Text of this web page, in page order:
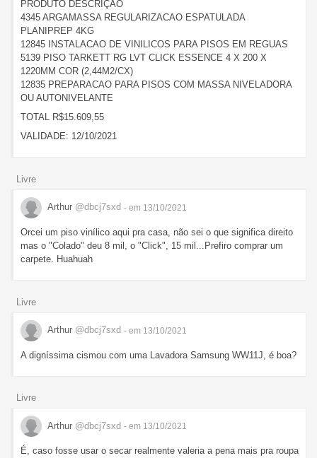
PRODUTO DESCRIÇÃO
4345 ARGAMASSA REGULARIZACAO ESPATULADA
PLANIPREP 4KG
12845 INSTALACAO DE VINILICOS PARA PISOS EM REGUAS
5139 PISO TARKETT RG LVT CLICK ESSENCE 4 X 200 X
1220MM COR (2,44M2/CX)
12835 PREPARACAO PARA PISOS COM MASSA NIVELADORA
OU AUTONIVELANTE
TOTAL R$15.609,55
VALIDADE: 12/10/2021
Livre
Arthur @dbcj7sxd - em 13/10/2021
Orcei um piso vinílico aqui pra casa, não sei o que significa direito
mas o "Colado" deu 8 mil, o "Click", 15 mil...Prefiro comprar um
carpete. Huahuah
Livre
Arthur @dbcj7sxd - em 13/10/2021
A digníssima cismou com uma Lavadora Samsung WW11J, é boa?
Livre
Arthur @dbcj7sxd - em 13/10/2021
É, caso fosse usar o secar realmente valeria a pena mais pra roupa